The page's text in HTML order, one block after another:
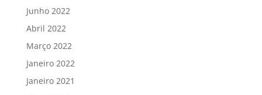
Junho 2022
Abril 2022
Março 2022
Janeiro 2022
Janeiro 2021